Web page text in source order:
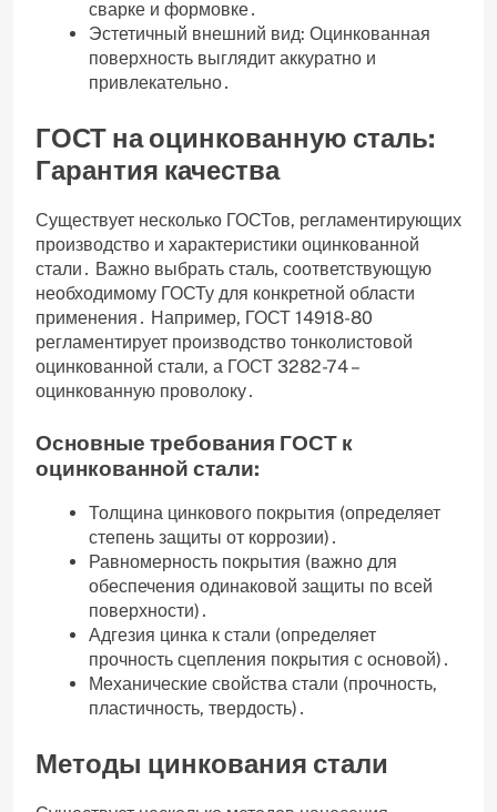
сварке и формовке․
Эстетичный внешний вид: Оцинкованная
поверхность выглядит аккуратно и
привлекательно․
ГОСТ на оцинкованную сталь:
Гарантия качества
Существует несколько ГОСТов‚ регламентирующих
производство и характеристики оцинкованной
стали․ Важно выбрать сталь‚ соответствующую
необходимому ГОСТу для конкретной области
применения․ Например‚ ГОСТ 14918-80
регламентирует производство тонколистовой
оцинкованной стали‚ а ГОСТ 3282-74 –
оцинкованную проволоку․
Основные требования ГОСТ к
оцинкованной стали:
Толщина цинкового покрытия (определяет
степень защиты от коррозии)․
Равномерность покрытия (важно для
обеспечения одинаковой защиты по всей
поверхности)․
Адгезия цинка к стали (определяет
прочность сцепления покрытия с основой)․
Механические свойства стали (прочность‚
пластичность‚ твердость)․
Методы цинкования стали